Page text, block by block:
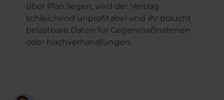
über Plan liegen, wird der Vertrag
schleichend unprofitabel und ihr braucht
belastbare Daten für Gegenmaßnahmen
oder Nachverhandlungen.